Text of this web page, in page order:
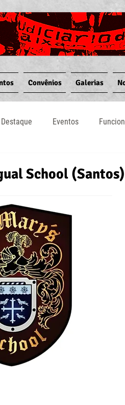
Convênios Galerias
Destaque Eventos
School (Santos)